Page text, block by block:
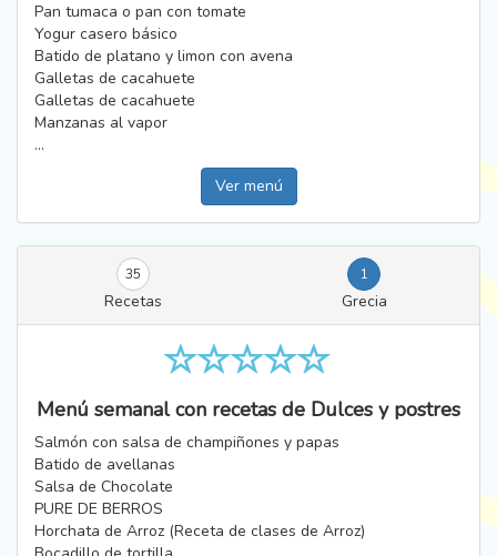
Pan tumaca o pan con tomate
Yogur casero básico
Batido de platano y limon con avena
Galletas de cacahuete
Galletas de cacahuete
Manzanas al vapor
...
Ver menú
35 1
Recetas Grecia
Menú semanal con recetas de Dulces y postres
Salmón con salsa de champiñones y papas
Batido de avellanas
Salsa de Chocolate
PURE DE BERROS
Horchata de Arroz (Receta de clases de Arroz)